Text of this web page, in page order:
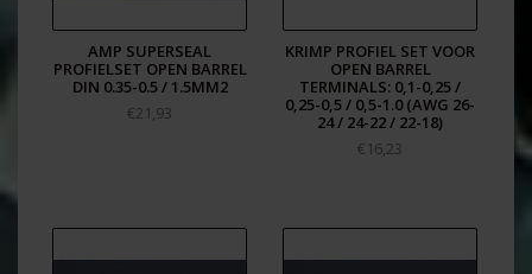
AMP SUPERSEAL
PROFIELSET OPEN BARREL
DIN 0.35-0.5 / 1.5MM2
€21,93
KRIMP PROFIEL SET VOOR
OPEN BARREL
TERMINALS: 0,1-0,25 /
0,25-0,5 / 0,5-1.0 (AWG 26-
24 / 24-22 / 22-18)
€16,23